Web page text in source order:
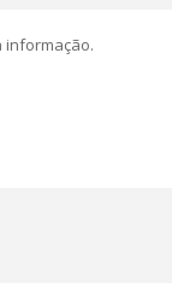
informação.